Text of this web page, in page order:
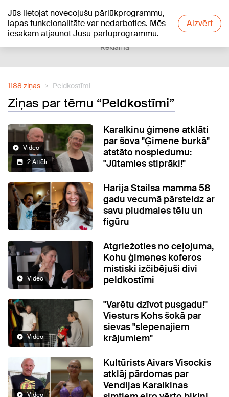
Jūs lietojat novecojušu pārlūkprogrammu,
lapas funkcionalitāte var nedarboties. Mēs
iesakām atjaunot Jūsu pārluprogrammu.
Aizvērt
+19°C
Reklāma
1188 ziņas Peldkostīmi
Ziņas par tēmu “Peldkostīmi”
Video
2 Attēli
Karalkinu ģimene atklāti
par šova "Ģimene burkā"
atstāto nospiedumu:
"Jūtamies stiprāki!"
Harija Stailsa mamma 58
gadu vecumā pārsteidz ar
savu pludmales tēlu un
figūru
Video
Atgriežoties no ceļojuma,
Kohu ģimenes koferos
mistiski izčibējuši divi
peldkostīmi
Video
"Varētu dzīvot pusgadu!"
Viesturs Kohs šokā par
sievas "slepenajiem
krājumiem"
Video
Kultūrists Aivars Visockis
atklāj pārdomas par
Vendijas Karalkinas